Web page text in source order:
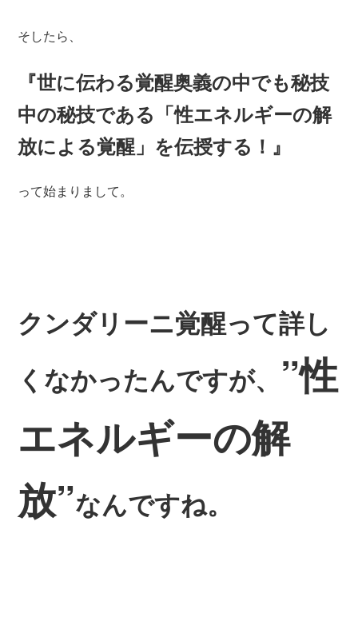
そしたら、
『世に伝わる覚醒奥義の中でも秘技
中の秘技である「性エネルギーの解
放による覚醒」を伝授する！』
って始まりまして。
クンダリーニ覚醒って詳し
くなかったんですが、 ”性
エネルギーの解
放”なんですね。